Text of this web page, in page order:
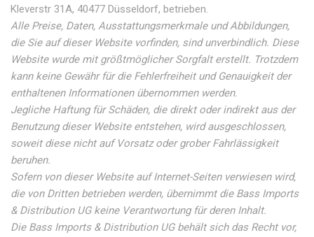
Kleverstr 31A, 40477 Düsseldorf, betrieben.
Alle Preise, Daten, Ausstattungsmerkmale und Abbildungen,
die Sie auf dieser Website vorfinden, sind unverbindlich. Diese
Website wurde mit größtmöglicher Sorgfalt erstellt. Trotzdem
kann keine Gewähr für die Fehlerfreiheit und Genauigkeit der
enthaltenen Informationen übernommen werden.
Jegliche Haftung für Schäden, die direkt oder indirekt aus der
Benutzung dieser Website entstehen, wird ausgeschlossen,
soweit diese nicht auf Vorsatz oder grober Fahrlässigkeit
beruhen.
Sofern von dieser Website auf Internet-Seiten verwiesen wird,
die von Dritten betrieben werden, übernimmt die Bass Imports
& Distribution UG keine Verantwortung für deren Inhalt.
Die Bass Imports & Distribution UG behält sich das Recht vor,